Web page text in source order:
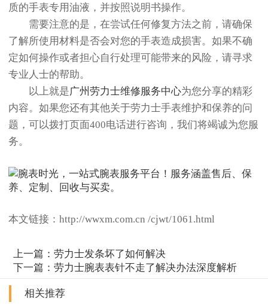
质的手表专用油液，并按照说明书操作。
需要注意的是，在尝试任何修复方法之前，请确保
了解所使用材料是否会对您的手表造成损害。如果不确
定如何操作或者担心自行处理可能带来的风险，请寻求
专业人士的帮助。
以上就是广州劳力士维修服务中心为您分享的精彩
内容。如果您还有其他关于劳力士手表维护和保养的问
题，可以拨打页面400电话进行咨询，我们将竭诚为您服
务。
本文链接：http://wwxm.com.cn /cjwt/1061.html
上一篇：劳力士发条坏了如何解决
下一篇：劳力士腕表表针不走了解决办法深度解析
相关推荐